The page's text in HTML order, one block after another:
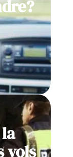
vols